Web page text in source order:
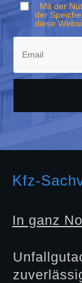
Mit der
der
diese
Kfz-
In ganz